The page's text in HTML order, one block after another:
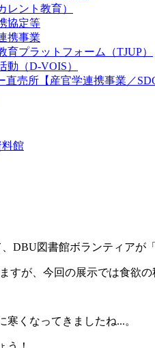
レント教育）
協定等
携事業
育プラットフォーム（TJUP）
動（D-VOIS）
直売所【産官学連携事業／
料館
DBU図書館ボランティアが
すが、今回の展示では食欲
くなってきましたね...。